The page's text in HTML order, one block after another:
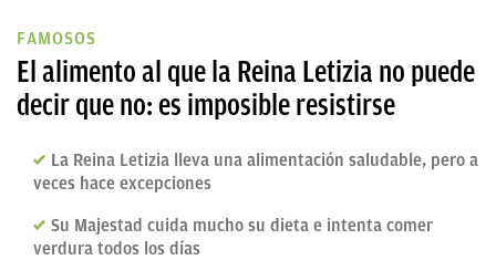
FAMOSOS
El alimento al que la Reina Letizia no puede
decir que no: es imposible resistirse
La Reina Letizia lleva una alimentación saludable, pero a
veces hace excepciones
Su Majestad cuida mucho su dieta e intenta comer
verdura todos los días